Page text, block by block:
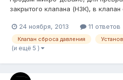
закрытого клапана (НЗК), в
открывает любой НЗК на
компрессора! Девайс имеет
стороны 3 входных провода,...
24 ноября, 2013 11 ответов
Клапан сброса давления
(и ещё 5 )